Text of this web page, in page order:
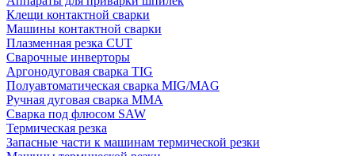
Клещи контактной сварки
Машины контактной сварки
Плазменная резка CUT
Сварочные инверторы
Аргонодуговая сварка TIG
Полуавтоматическая сварка MIG/MAG
Ручная дуговая сварка MMA
Сварка под флюсом SAW
Термическая резка
Запасные части к машинам термической резки